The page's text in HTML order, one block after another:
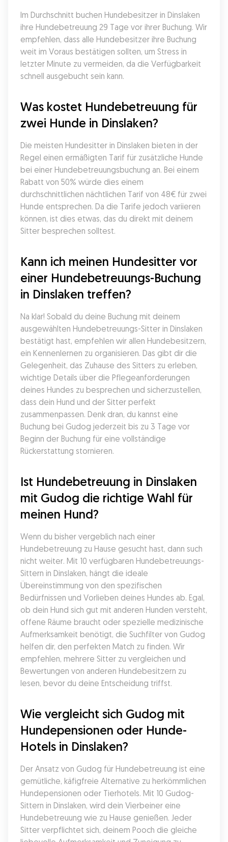
Im Durchschnitt buchen Hundebesitzer in Dinslaken
ihre Hundebetreuung 29 Tage vor ihrer Buchung. Wir
empfehlen, dass alle Hundebesitzer ihre Buchung
weit im Voraus bestätigen sollten, um Stress in
letzter Minute zu vermeiden, da die Verfügbarkeit
schnell ausgebucht sein kann.
Was kostet Hundebetreuung für
zwei Hunde in Dinslaken?
Die meisten Hundesitter in Dinslaken bieten in der
Regel einen ermäßigten Tarif für zusätzliche Hunde
bei einer Hundebetreuungsbuchung an. Bei einem
Rabatt von 50% würde dies einem
durchschnittlichen nächtlichen Tarif von 48€ für zwei
Hunde entsprechen. Da die Tarife jedoch variieren
können, ist dies etwas, das du direkt mit deinem
Sitter besprechen solltest.
Kann ich meinen Hundesitter vor
einer Hundebetreuungs-Buchung
in Dinslaken treffen?
Na klar! Sobald du deine Buchung mit deinem
ausgewählten Hundebetreuungs-Sitter in Dinslaken
bestätigt hast, empfehlen wir allen Hundebesitzern,
ein Kennenlernen zu organisieren. Das gibt dir die
Gelegenheit, das Zuhause des Sitters zu erleben,
wichtige Details über die Pflegeanforderungen
deines Hundes zu besprechen und sicherzustellen,
dass dein Hund und der Sitter perfekt
zusammenpassen. Denk dran, du kannst eine
Buchung bei Gudog jederzeit bis zu 3 Tage vor
Beginn der Buchung für eine vollständige
Rückerstattung stornieren.
Ist Hundebetreuung in Dinslaken
mit Gudog die richtige Wahl für
meinen Hund?
Wenn du bisher vergeblich nach einer
Hundebetreuung zu Hause gesucht hast, dann such
nicht weiter. Mit 10 verfügbaren Hundebetreuungs-
Sittern in Dinslaken, hängt die ideale
Übereinstimmung von den spezifischen
Bedürfnissen und Vorlieben deines Hundes ab. Egal,
ob dein Hund sich gut mit anderen Hunden versteht,
offene Räume braucht oder spezielle medizinische
Aufmerksamkeit benötigt, die Suchfilter von Gudog
helfen dir, den perfekten Match zu finden. Wir
empfehlen, mehrere Sitter zu vergleichen und
Bewertungen von anderen Hundebesitzern zu
lesen, bevor du deine Entscheidung triffst.
Wie vergleicht sich Gudog mit
Hundepensionen oder Hunde-
Hotels in Dinslaken?
Der Ansatz von Gudog für Hundebetreuung ist eine
gemütliche, käfigfreie Alternative zu herkömmlichen
Hundepensionen oder Tierhotels. Mit 10 Gudog-
Sittern in Dinslaken, wird dein Vierbeiner eine
Hundebetreuung wie zu Hause genießen. Jeder
Sitter verpflichtet sich, deinem Pooch die gleiche